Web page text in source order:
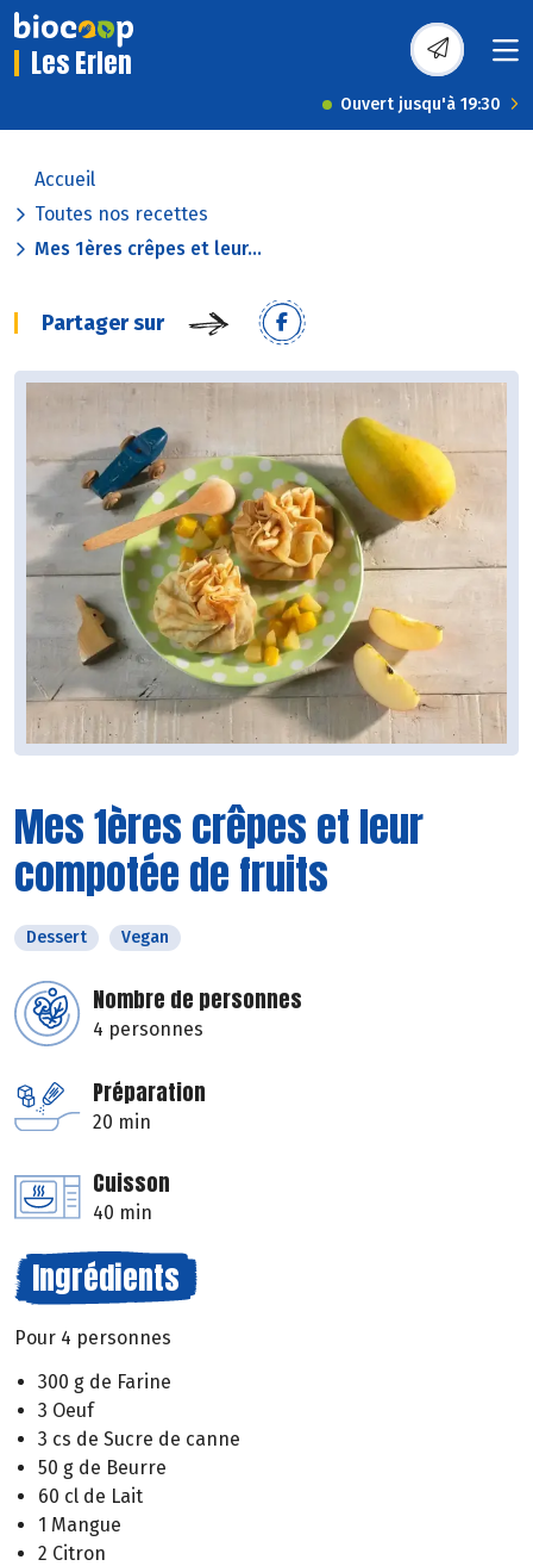
Les Erlen
Ouvert jusqu'à 19:30
Accueil
Toutes nos recettes
Mes 1ères crêpes et leur...
Partager sur
Mes 1ères crêpes et leur
compotée de fruits
Dessert Vegan
Nombre de personnes
4 personnes
Préparation
20 min
Cuisson
40 min
Ingrédients
Pour 4 personnes
300 g de Farine
3 Oeuf
3 cs de Sucre de canne
50 g de Beurre
60 cl de Lait
1 Mangue
2 Citron